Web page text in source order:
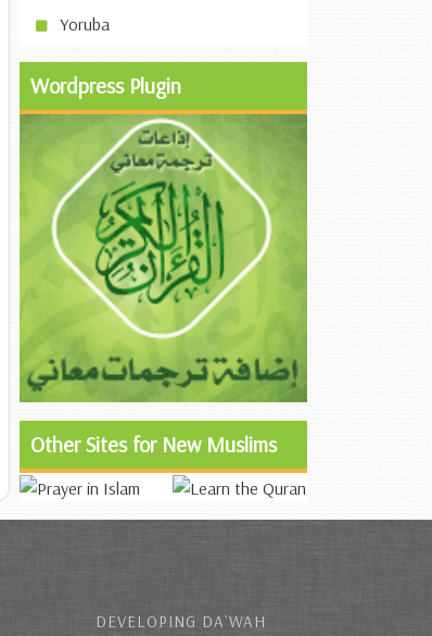
Yoruba
Wordpress Plugin
Other Sites for New Muslims
DEVELOPING DA`WAH